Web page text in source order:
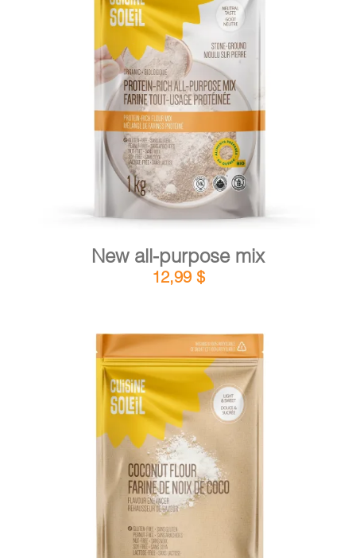
ADD TO CART / DETAILS
New all-purpose mix
12,99 $
ADD TO CART DETAILS